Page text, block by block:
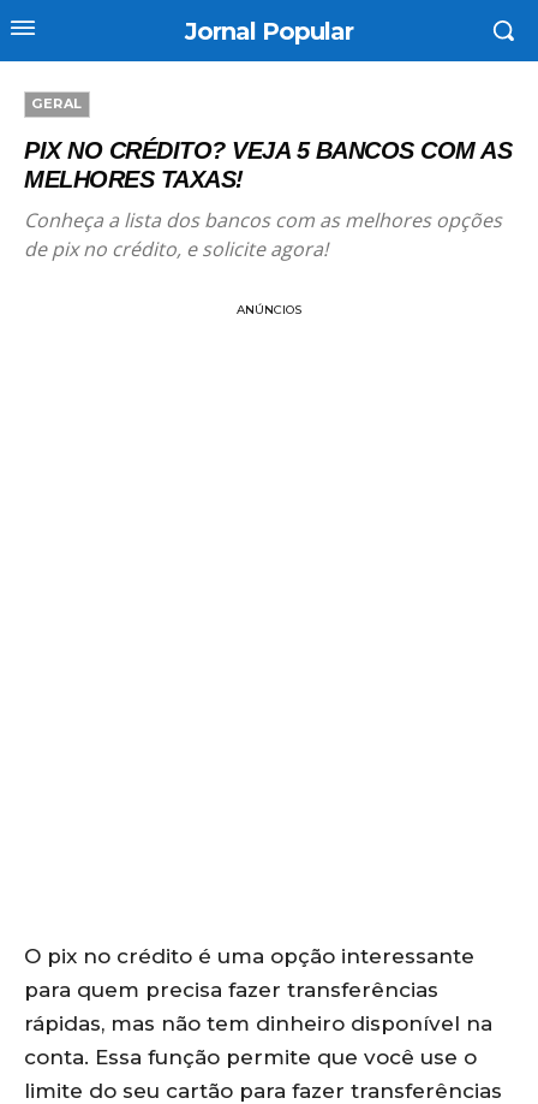
Jornal Popular
GERAL
PIX NO CRÉDITO? VEJA 5 BANCOS COM AS
MELHORES TAXAS!
Conheça a lista dos bancos com as melhores opções
de pix no crédito, e solicite agora!
ANÚNCIOS
O pix no crédito é uma opção interessante
para quem precisa fazer transferências
rápidas, mas não tem dinheiro disponível na
conta. Essa função permite que você use o
limite do seu cartão para fazer transferências